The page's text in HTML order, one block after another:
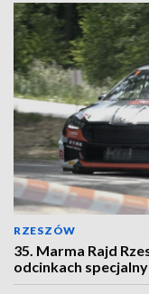
RZESZÓW
35. Marma Rajd
odcinkach